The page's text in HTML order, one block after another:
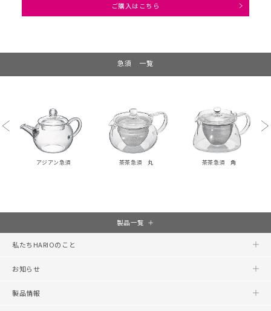
ご購入はこちら
急須 一覧
Previous
アジアン急須 茶茶急須 丸 茶茶急須 角
製品一覧
私たちHARIOのこと
お知らせ
製品情報